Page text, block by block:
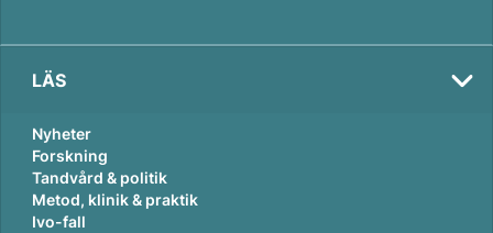
LÄS
Nyheter
Forskning
Tandvård & politik
Metod, klinik & praktik
Ivo-fall